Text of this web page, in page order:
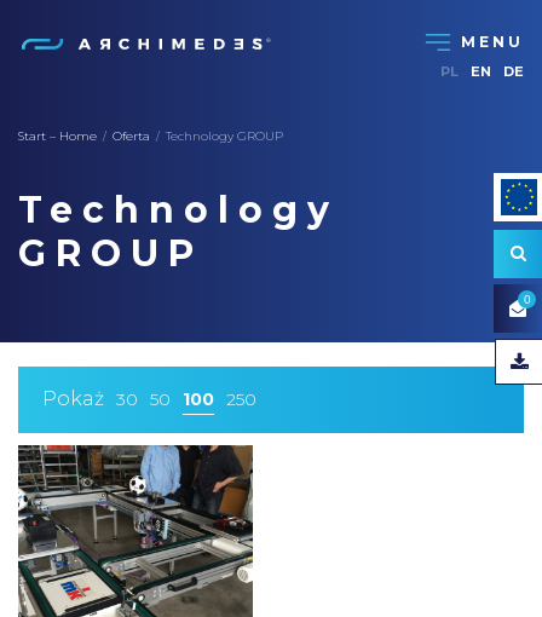
0
PL EN DE
Start – Home / Oferta / Technology GROUP
Technology
GROUP
Pokaż 30 50 100 250